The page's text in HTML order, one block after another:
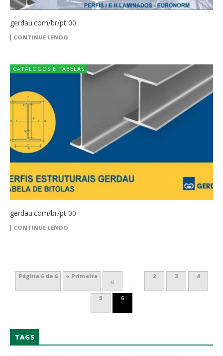
gerdau.com/br/pt 00
CONTINUE LENDO
CATÁLOGOS E TABELAS
gerdau.com/br/pt 00
CONTINUE LENDO
Página 6 de 6 « Primeira « ...
2 3 4
5 6
TAGS